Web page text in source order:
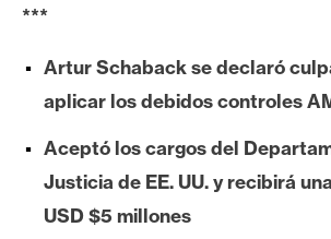
t
e
r
e
u
m
***
Artur Schaback se declaró
aplicar los debidos controles
Aceptó los cargos del
Justicia de EE. UU. y recibirá
USD $5 millones